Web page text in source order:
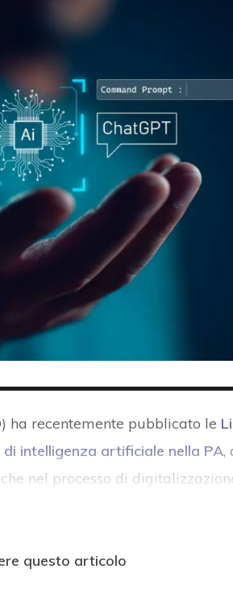
ha recentemente pubblicato le
intelligenza artificiale nella PA,
nel processo di
questo articolo